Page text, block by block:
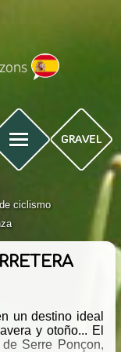
ciclismo
un destino ideal
y otoño... El
Serre Ponçon,